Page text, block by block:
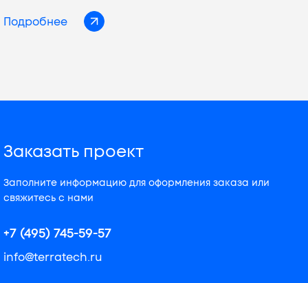
Подробнее
Заказать проект
Заполните информацию для оформления заказа или
свяжитесь с нами
+7 (495) 745-59-57
info@terratech.ru